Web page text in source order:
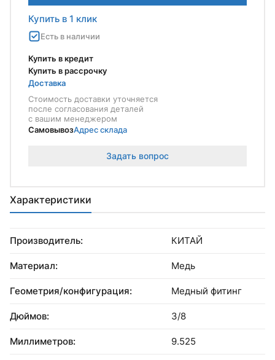
Характеристики
Производитель: КИТАЙ
Материал: Медь
Геометрия/конфигурация: Медный фитинг
Дюймов: 3/8
Миллиметров: 9.525
Купить в 1 клик
Есть в наличии
Купить в кредит
Купить в рассрочку
Доставка
Стоимость доставки уточняется
после согласования деталей
с вашим менеджером
СамовывозАдрес склада
Задать вопрос